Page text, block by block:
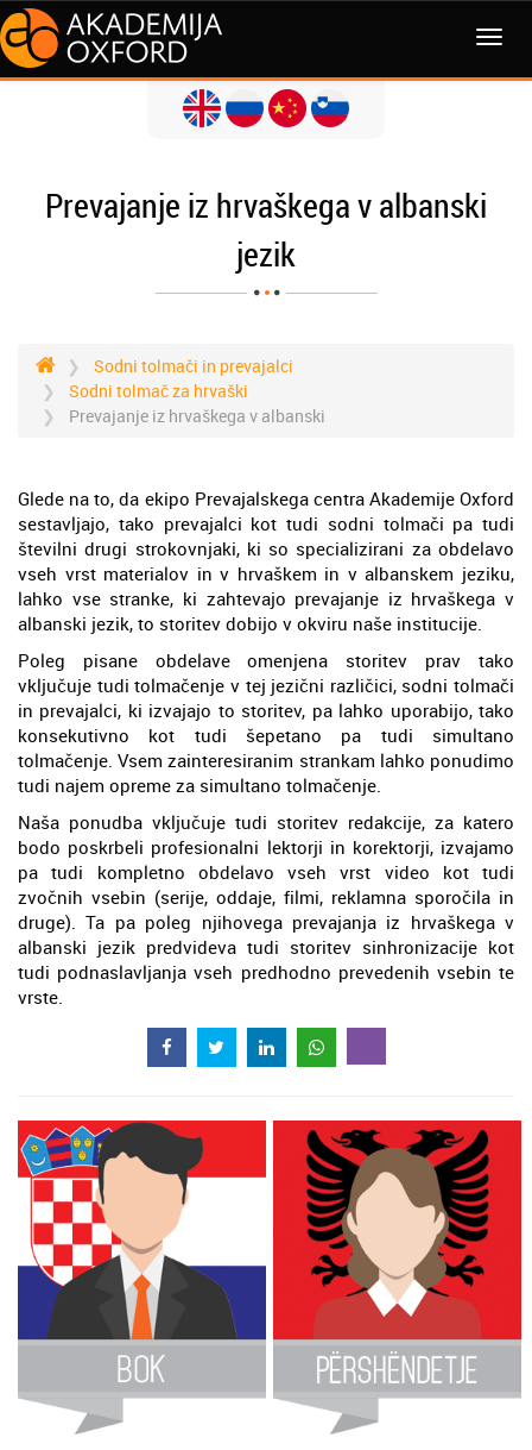
MENI
Prevajanje iz hrvaškega v albanski
jezik
Sodni tolmači in prevajalci
Sodni tolmač za hrvaški
Prevajanje iz hrvaškega v albanski
Glede na to, da ekipo Prevajalskega centra Akademije Oxford
sestavljajo, tako prevajalci kot tudi sodni tolmači pa tudi
številni drugi strokovnjaki, ki so specializirani za obdelavo
vseh vrst materialov in v hrvaškem in v albanskem jeziku,
lahko vse stranke, ki zahtevajo prevajanje iz hrvaškega v
albanski jezik, to storitev dobijo v okviru naše institucije.
Poleg pisane obdelave omenjena storitev prav tako
vključuje tudi tolmačenje v tej jezični različici, sodni tolmači
in prevajalci, ki izvajajo to storitev, pa lahko uporabijo, tako
konsekutivno kot tudi šepetano pa tudi simultano
tolmačenje. Vsem zainteresiranim strankam lahko ponudimo
tudi najem opreme za simultano tolmačenje.
Naša ponudba vključuje tudi storitev redakcije, za katero
bodo poskrbeli profesionalni lektorji in korektorji, izvajamo
pa tudi kompletno obdelavo vseh vrst video kot tudi
zvočnih vsebin (serije, oddaje, filmi, reklamna sporočila in
druge). Ta pa poleg njihovega prevajanja iz hrvaškega v
albanski jezik predvideva tudi storitev sinhronizacije kot
tudi podnaslavljanja vseh predhodno prevedenih vsebin te
vrste.